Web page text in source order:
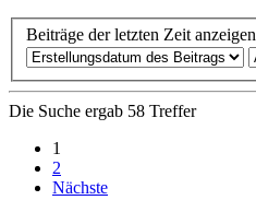
Beiträge der letzten Zeit anzeigen
Die Suche ergab 58 Treffer
1
2
Nächste